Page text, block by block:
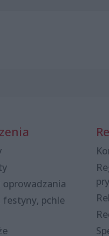
oprowadzania
festyny, pchle